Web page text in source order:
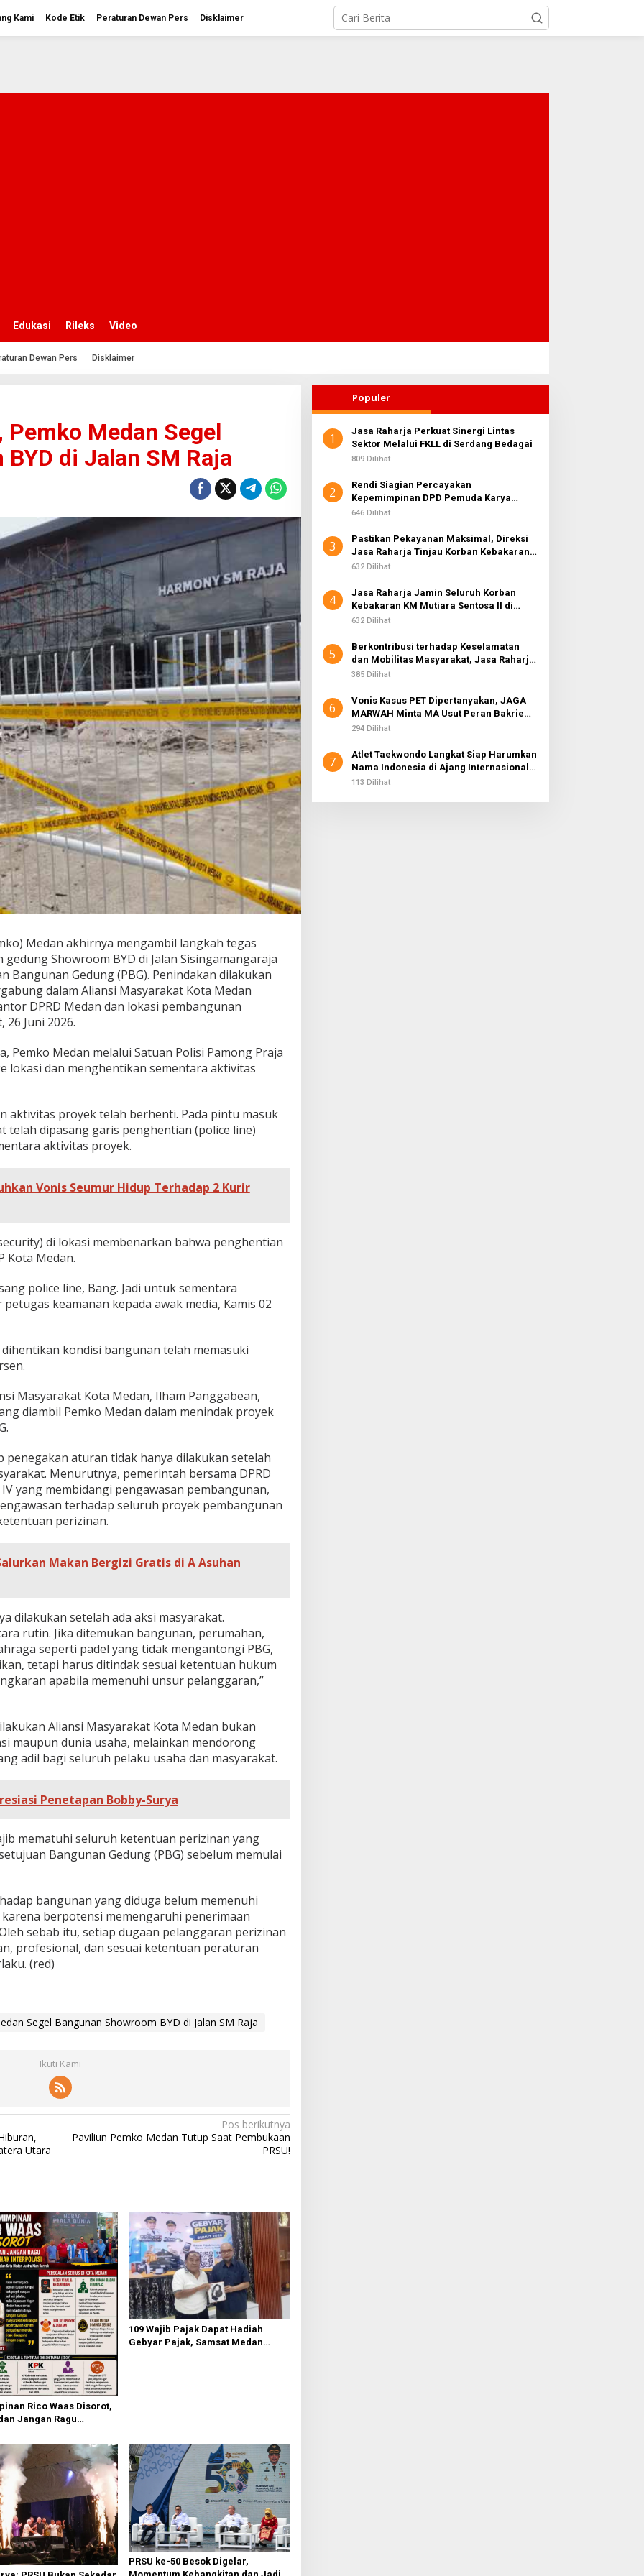
Kami Kode Etik Peraturan Dewan Pers Disklaimer
Edukasi Rileks Video
Dewan Pers Disklaimer
Pemko Medan Segel
di Jalan SM Raja
Medan akhirnya mengambil langkah tegas
Showroom BYD di Jalan Sisingamangaraja
Bangunan Gedung (PBG). Penindakan dilakukan
dalam Aliansi Masyarakat Kota Medan
DPRD Medan dan lokasi pembangunan
Juni 2026.
Pemko Medan melalui Satuan Polisi Pamong Praja
lokasi dan menghentikan sementara aktivitas
aktivitas proyek telah berhenti. Pada pintu masuk
telah dipasang garis penghentian (police line)
aktivitas proyek.
Vonis Seumur Hidup Terhadap 2 Kurir
di lokasi membenarkan bahwa penghentian
Kota Medan.
police line, Bang. Jadi untuk sementara
keamanan kepada awak media, Kamis 02
kondisi bangunan telah memasuki
Masyarakat Kota Medan, Ilham Panggabean,
diambil Pemko Medan dalam menindak proyek
penegakan aturan tidak hanya dilakukan setelah
Menurutnya, pemerintah bersama DPRD
yang membidangi pengawasan pembangunan,
terhadap seluruh proyek pembangunan
perizinan.
Makan Bergizi Gratis di A Asuhan
dilakukan setelah ada aksi masyarakat.
rutin. Jika ditemukan bangunan, perumahan,
seperti padel yang tidak mengantongi PBG,
tetapi harus ditindak sesuai ketentuan hukum
apabila memenuhi unsur pelanggaran,”
Aliansi Masyarakat Kota Medan bukan
maupun dunia usaha, melainkan mendorong
adil bagi seluruh pelaku usaha dan masyarakat.
Penetapan Bobby-Surya
mematuhi seluruh ketentuan perizinan yang
Bangunan Gedung (PBG) sebelum memulai
bangunan yang diduga belum memenuhi
berpotensi memengaruhi penerimaan
sebab itu, setiap dugaan pelanggaran perizinan
profesional, dan sesuai ketentuan peraturan
(red)
Segel Bangunan Showroom BYD di Jalan SM Raja
Ikuti Kami
Utara
Pos berikutnya
Paviliun Pemko Medan Tutup Saat Pembukaan
PRSU!
Rico Waas Disorot,
Jangan Ragu
109 Wajib Pajak Dapat Hadiah
Gebyar Pajak, Samsat Medan
PRSU ke-50 Besok Digelar,
Populer
1
Jasa Raharja Perkuat Sinergi Lintas
Sektor Melalui FKLL di Serdang Bedagai
809 Dilihat
2
Rendi Siagian Percayakan
Kepemimpinan DPD Pemuda Karya
Nasional Kota Medan kepada Josef
646 Dilihat
3
Pastikan Pekayanan Maksimal, Direksi
Jasa Raharja Tinjau Korban Kebakaran
KM Mutiara Sentosa II
632 Dilihat
4
Jasa Raharja Jamin Seluruh Korban
Kebakaran KM Mutiara Sentosa II di
Perairan Sumenep
632 Dilihat
5
Berkontribusi terhadap Keselamatan
dan Mobilitas Masyarakat, Jasa Raharja
Raih Penghargaan di Ajang Transportasi
385 Dilihat
6
Vonis Kasus PET Dipertanyakan, JAGA
MARWAH Minta MA Usut Peran Bakrie
Group
294 Dilihat
7
Atlet Taekwondo Langkat Siap Harumkan
Nama Indonesia di Ajang Internasional
G2 Asian
113 Dilihat